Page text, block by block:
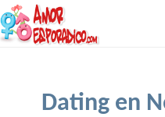
Dating en